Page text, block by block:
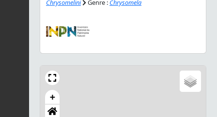
Chrysomelini
Genre : Chrysomela
+